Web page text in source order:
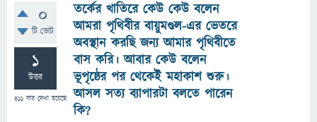
0
টি ভোট
1
উত্তর
411 বার দেখা হয়েছে
তর্কের খাতিরে কেউ কেউ বলেন
আমরা পৃথিবীর বায়ুমণ্ডল-এর ভেতরে
অবস্থান করছি জন্য আমার পৃথিবীতে
বাস করি। আবার কেউ বলেন
ভূপৃষ্ঠের পর থেকেই মহাকাশ শুরু।
আসল সত্য ব্যাপারটা বলতে পারেন
কি?